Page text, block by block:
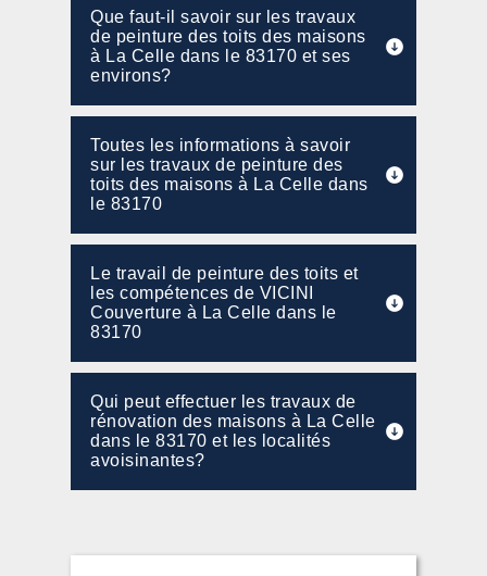
Que faut-il savoir sur les travaux
de peinture des toits des maisons
à La Celle dans le 83170 et ses
environs?
Toutes les informations à savoir
sur les travaux de peinture des
toits des maisons à La Celle dans
le 83170
Le travail de peinture des toits et
les compétences de VICINI
Couverture à La Celle dans le
83170
Qui peut effectuer les travaux de
rénovation des maisons à La Celle
dans le 83170 et les localités
avoisinantes?